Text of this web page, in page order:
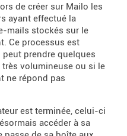
de créer sur Mailo les
ayant effectué la
mails stockés sur le
Ce processus est
prendre quelques
volumineuse ou si le
ne répond pas
est terminée, celui-ci
accéder à sa